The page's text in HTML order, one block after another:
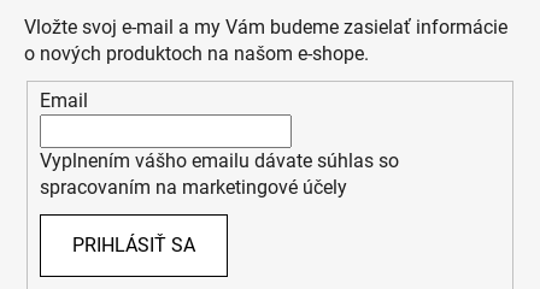
Vložte svoj e-mail a my Vám budeme zasielať informácie
o nových produktoch na našom e-shope.
Email
Vyplnením vášho emailu dávate súhlas so
spracovaním na marketingové účely
PRIHLÁSIŤ SA